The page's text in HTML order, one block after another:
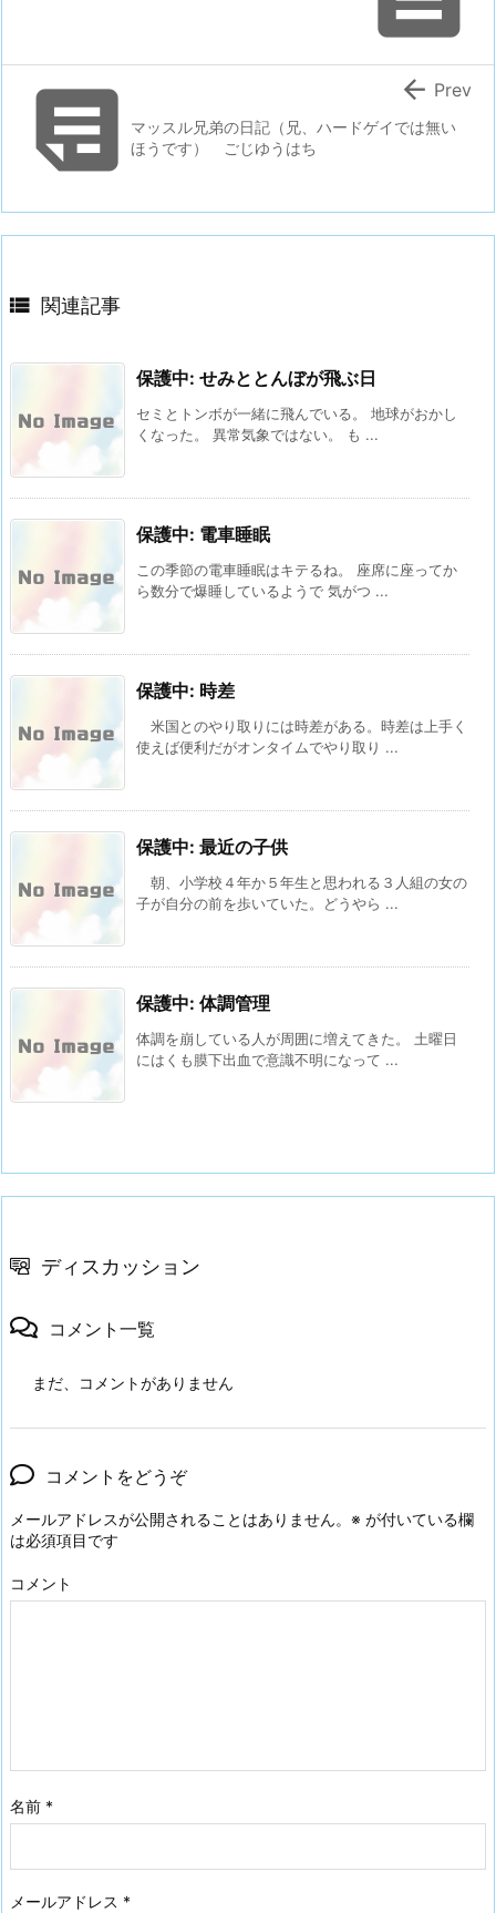
マッスル兄弟の日記（兄、ハードゲイでは無い
ほうです） ごじゆうはち
 Prev
 関連記事
保護中: せみととんぼが飛ぶ日
セミとトンボが一緒に飛んでいる。 地球がおかし
くなった。 異常気象ではない。 も ...
保護中: 電車睡眠
この季節の電車睡眠はキテるね。 座席に座ってか
ら数分で爆睡しているようで 気がつ ...
保護中: 時差
米国とのやり取りには時差がある。時差は上手く
使えば便利だがオンタイムでやり取り ...
保護中: 最近の子供
朝、小学校４年か５年生と思われる３人組の女の
子が自分の前を歩いていた。どうやら ...
保護中: 体調管理
体調を崩している人が周囲に増えてきた。 土曜日
にはくも膜下出血で意識不明になって ...
ディスカッション
コメント一覧
まだ、コメントがありません
コメントをどうぞ
メールアドレスが公開されることはありません。 ※ が付いている欄
は必須項目です
コメント
名前 *
メールアドレス *